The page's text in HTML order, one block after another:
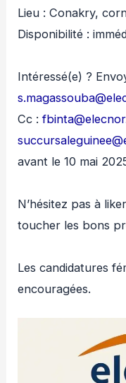
Lieu : Conakry,
Disponibilité :
Intéressé(e) ?
Cc :
avant le 10 mai
N’hésitez pas à
toucher les bons
Les candidatures
encouragées.